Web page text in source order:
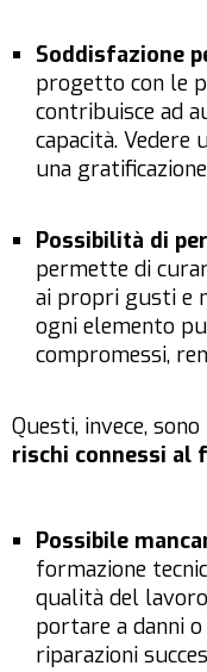
Soddisfazione
progetto con le
contribuisce ad
capacità.
una
Possibilità di
permette di
ai propri gusti e
ogni elemento
compromessi,
Questi, invece,
rischi connessi al
Possibile
formazione
qualità del
portare a danni
riparazioni